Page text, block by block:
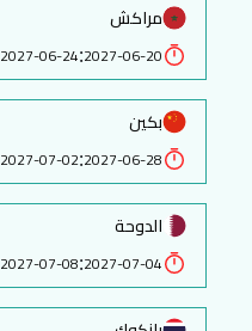
مراكش
2027-06-20
:
2027-06-24
بكين
2027-06-28
:
2027-07-02
الدوحة
2027-07-04
:
2027-07-08